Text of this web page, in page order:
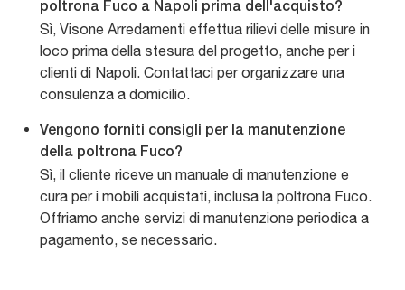
poltrona Fuco a Napoli prima dell'acquisto?
Sì, Visone Arredamenti effettua rilievi delle misure in
loco prima della stesura del progetto, anche per i
clienti di Napoli. Contattaci per organizzare una
consulenza a domicilio.
Vengono forniti consigli per la manutenzione
della poltrona Fuco?
Sì, il cliente riceve un manuale di manutenzione e
cura per i mobili acquistati, inclusa la poltrona Fuco.
Offriamo anche servizi di manutenzione periodica a
pagamento, se necessario.